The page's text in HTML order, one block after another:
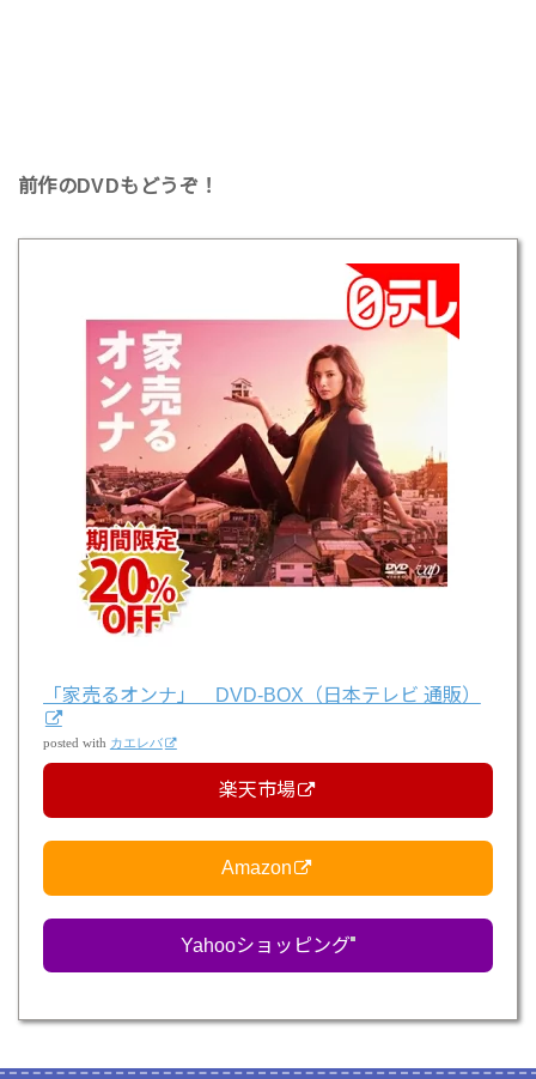
前作のDVDもどうぞ！
「家売るオンナ」 DVD-BOX（日本テレビ 通販）
posted with カエレバ
楽天市場
Amazon
Yahooショッピング